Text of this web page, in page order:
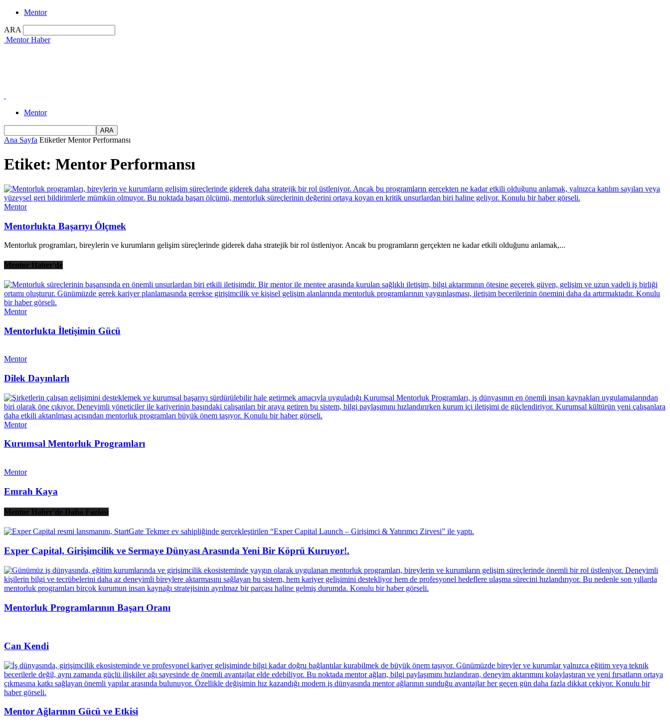
Mentor
ARA
Mentor Haber
Mentor
Ana Sayfa Etiketler Mentor Performansı
Etiket: Mentor Performansı
Mentor
Mentorlukta Başarıyı Ölçmek
Mentorluk programları, bireylerin ve kurumların gelişim süreçlerinde giderek daha stratejik bir rol üstleniyor. Ancak bu programların gerçekten ne kadar etkili olduğunu anlamak,...
Mentor Haber'de
Mentor
Mentorlukta İletişimin Gücü
Mentor
Dilek Dayınlarlı
Mentor
Kurumsal Mentorluk Programları
Mentor
Emrah Kaya
Mentor Haber'de Daha Fazlası
Exper Capital, Girişimcilik ve Sermaye Dünyası Arasında Yeni Bir Köprü Kuruyor!.
Mentorluk Programlarının Başarı Oranı
Can Kendi
Mentor Ağlarının Gücü ve Etkisi